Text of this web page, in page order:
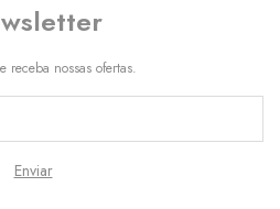
receba nossas ofertas.